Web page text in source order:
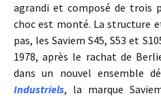
agrandi et composé de trois
choc est monté. La structure
pas, les Saviem S45, S53 et
1978, après le rachat de
dans un nouvel ensemble
Industriels, la marque